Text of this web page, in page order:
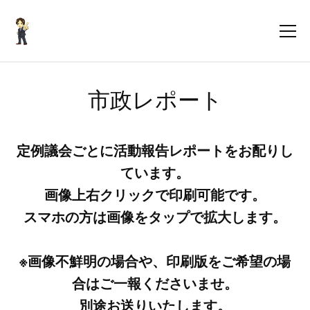
市政レポート
定例議会ごとに活動報告レポートをお配りし
ています。
画像上右クリックで印刷可能です。
スマホの方は画像をタップで拡大します。
※画像不鮮明の場合や、印刷版をご希望の場
合はご一報くださいませ。
別途お送りいたします。